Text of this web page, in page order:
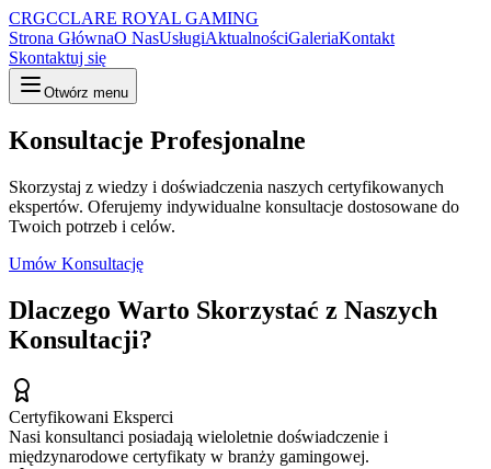
CRGCCLARE ROYAL GAMING
Strona GłównaO NasUsługiAktualnościGaleriaKontakt
Skontaktuj się
Otwórz menu
Konsultacje Profesjonalne
Skorzystaj z wiedzy i doświadczenia naszych certyfikowanych
ekspertów. Oferujemy indywidualne konsultacje dostosowane do
Twoich potrzeb i celów.
Umów Konsultację
Dlaczego Warto Skorzystać z Naszych
Konsultacji?
Certyfikowani Eksperci
Nasi konsultanci posiadają wieloletnie doświadczenie i
międzynarodowe certyfikaty w branży gamingowej.